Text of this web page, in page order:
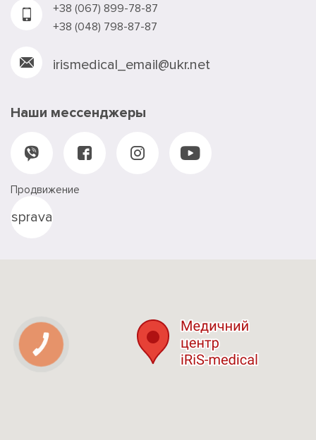
+38 (067) 899-78-87
+38 (048) 798-87-87
irismedical_email@ukr.net
Наши мессенджеры
Продвижение
sprava
КНОПКА
СВЯЗИ